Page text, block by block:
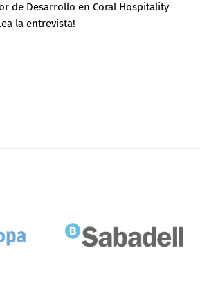
de Desarrollo en Coral Hospitality
la entrevista!